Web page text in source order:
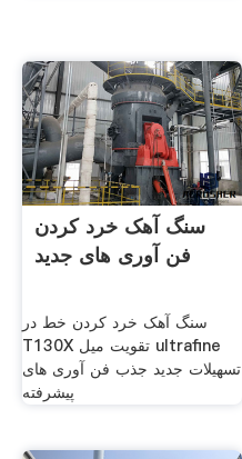
سنگ آهک خرد کردن
فن آوری های جدید
سنگ آهک خرد کردن خط در
T130X تقویت میل ultrafine
تسهیلات جدید جذب فن آوری های
پیشرفته